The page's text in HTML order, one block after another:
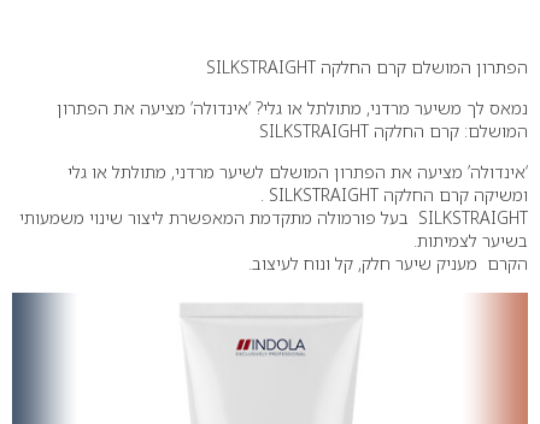
הפתרון המושלם קרם החלקה SILKSTRAIGHT
נמאס לך משיער מרדני, מתולתל או גלי? ‘אינדולה’ מציעה את הפתרון
המושלם: קרם החלקה SILKSTRAIGHT
‘אינדולה’ מציעה את הפתרון המושלם לשיער מרדני, מתולתל או גלי
ומשיקה קרם החלקה SILKSTRAIGHT .
SILKSTRAIGHT בעל פורמולה מתקדמת המאפשרת ליצור שינוי משמעותי
בשיער לצמיתות.
הקרם מעניק שיער חלק, קל ונוח לעיצוב.